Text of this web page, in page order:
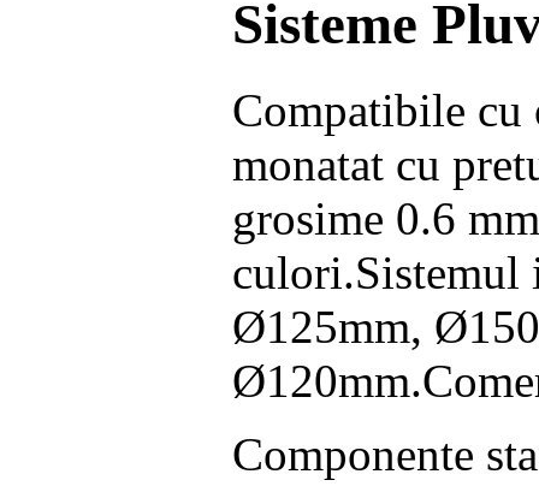
Sisteme
Compatibile cu
monatat cu
grosime 0.6
culori.Sistemul
Ø125mm,
Componente